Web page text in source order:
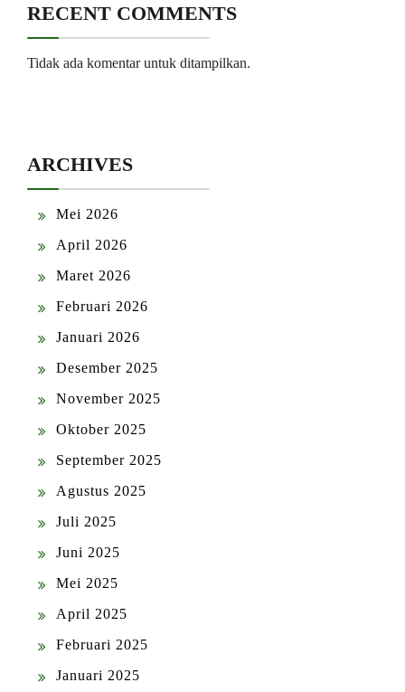
RECENT COMMENTS
Tidak ada komentar untuk ditampilkan.
ARCHIVES
Mei 2026
April 2026
Maret 2026
Februari 2026
Januari 2026
Desember 2025
November 2025
Oktober 2025
September 2025
Agustus 2025
Juli 2025
Juni 2025
Mei 2025
April 2025
Februari 2025
Januari 2025